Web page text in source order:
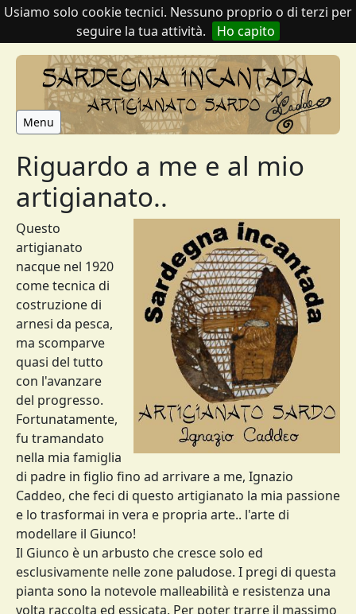
Usiamo solo cookie tecnici. Nessuno proprio o di terzi per
seguire la tua attività.
Ho capito
Menu
Riguardo a me e al mio
artigianato..
Questo
artigianato
nacque nel 1920
come tecnica di
costruzione di
arnesi da pesca,
ma scomparve
quasi del tutto
con l'avanzare
del progresso.
Fortunatamente,
fu tramandato
nella mia famiglia
di padre in figlio fino ad arrivare a me, Ignazio
Caddeo, che feci di questo artigianato la mia passione
e lo trasformai in vera e propria arte.. l'arte di
modellare il Giunco!
Il Giunco è un arbusto che cresce solo ed
esclusivamente nelle zone paludose. I pregi di questa
pianta sono la notevole malleabilità e resistenza una
volta raccolta ed essicata. Per poter trarre il massimo